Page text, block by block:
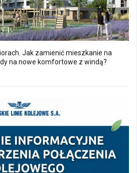
Jak zamienić mieszkanie na
na nowe komfortowe z windą?